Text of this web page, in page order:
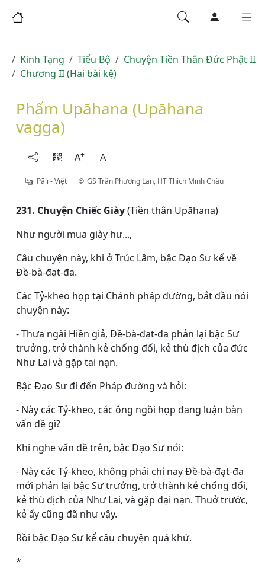
Kinh Tạng Tiểu Bộ
Chuyện Tiền Thân Đức Phật II
Chương II (Hai bài kệ)
Phẩm Upāhana (Upāhana
vagga)
A+ A-
Pāḷi - Việt GS Trần Phương Lan, HT Thích Minh Châu
231. Chuyện Chiếc Giày(Tiền thân Upāhana)
Như người mua giày hư...,
Câu chuyện này, khi ở Trúc Lâm, bậc Ðạo Sư kể về
Ðề-bà-đạt-đa.
Các Tỷ-kheo họp tại Chánh pháp đường, bắt đầu nói
chuyện này:
- Thưa ngài Hiền giả, Ðề-bà-đạt-đa phản lại bậc Sư
trưởng, trở thành kẻ chống đối, kẻ thù địch của đức
Như Lai và gặp tai nạn.
Bậc Ðạo Sư đi đến Pháp đường và hỏi:
- Này các Tỷ-kheo, các ông ngồi họp đang luận bàn
vấn đề gì?
Khi nghe vấn đề trên, bậc Ðạo Sư nói:
- Này các Tỷ-kheo, không phải chỉ nay Ðề-bà-đạt-đa
mới phản lại bậc Sư trưởng, trở thành kẻ chống đối,
kẻ thù địch của Như Lai, và gặp đại nạn. Thuở trước,
kẻ ấy cũng đã như vậy.
Rồi bậc Ðạo Sư kể câu chuyện quá khứ.
*